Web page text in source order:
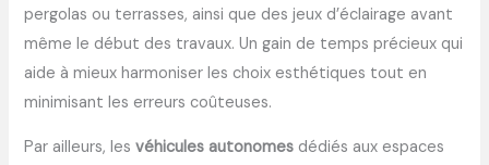
pergolas ou terrasses, ainsi que des jeux d’éclairage avant
même le début des travaux. Un gain de temps précieux qui
aide à mieux harmoniser les choix esthétiques tout en
minimisant les erreurs coûteuses.
Par ailleurs, lesvéhicules autonomes dédiés aux espaces